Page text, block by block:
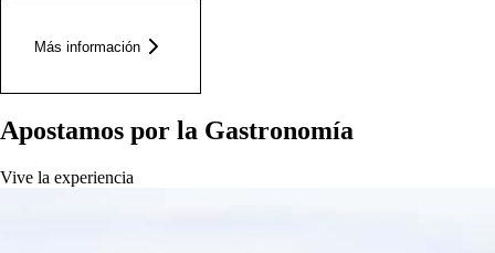
Más información
Apostamos por la Gastronomía
Vive la experiencia